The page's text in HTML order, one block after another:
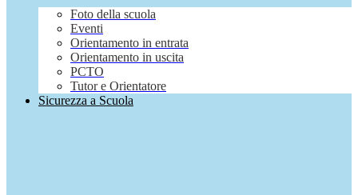
Foto della scuola
Eventi
Orientamento in entrata
Orientamento in uscita
PCTO
Tutor e Orientatore
Sicurezza a Scuola